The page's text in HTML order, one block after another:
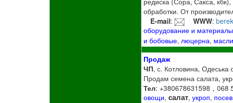
обработки. От
E-mail: WWW:
оборудование и материалы
и бобовые,люцерна,
Продаж
ЧП, с. Котловина, Одеська
Продам семена салата,
Тел: +380678631598，068
овощи,салат,укроп,